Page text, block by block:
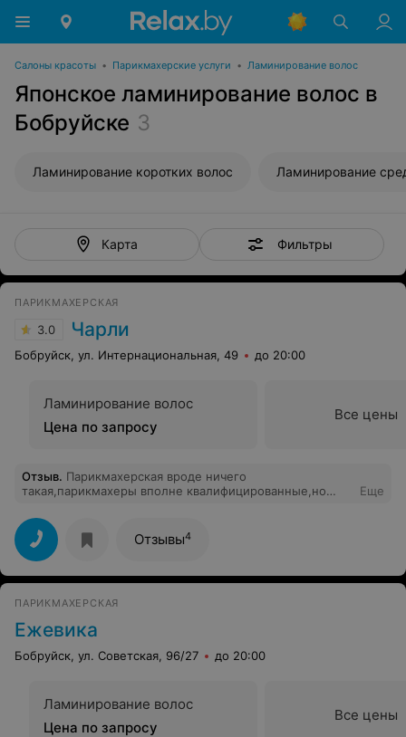
Салоны красоты • Парикмахерские услуги • Ламинирование волос
Японское ламинирование волос в
Бобруйске 3
Ламинирование коротких волос Ламинирование
Карта Фильтры
ПАРИКМАХЕРСКАЯ
3.0 Чарли
Бобруйск, ул. Интернациональная, 49 до 20:00
Ламинирование волос
Цена по запросу
Все цены
Отзыв. Парикмахерская вроде ничего
такая,парикмахеры вполне квалифицированные,но
просто полный трэш.Самоувереная эгоистка,которая
не считается с коллективом,такое ощущение как-будто
она там хозяйка,мне было противно все это
наблюдать,поэтому эту парикмахерскую не
рекомендую
Еще
Отзывы4
ПАРИКМАХЕРСКАЯ
Ежевика
Бобруйск, ул. Советская, 96/27 до 20:00
Ламинирование волос
Цена по запросу
Все цены